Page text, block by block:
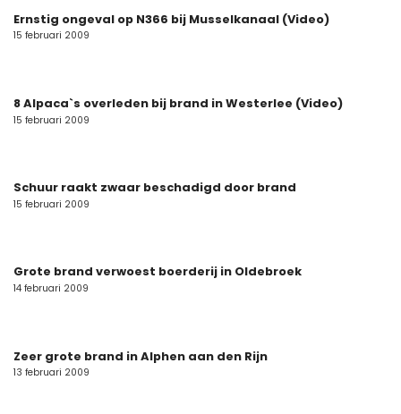
Ernstig ongeval op N366 bij Musselkanaal (Video)
15 februari 2009
8 Alpaca`s overleden bij brand in Westerlee (Video)
15 februari 2009
Schuur raakt zwaar beschadigd door brand
15 februari 2009
Grote brand verwoest boerderij in Oldebroek
14 februari 2009
Zeer grote brand in Alphen aan den Rijn
13 februari 2009